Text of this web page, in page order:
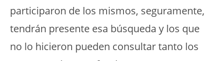
participaron de los mismos, seguramente,
tendrán presente esa búsqueda y los que
no lo hicieron pueden consultar tanto los